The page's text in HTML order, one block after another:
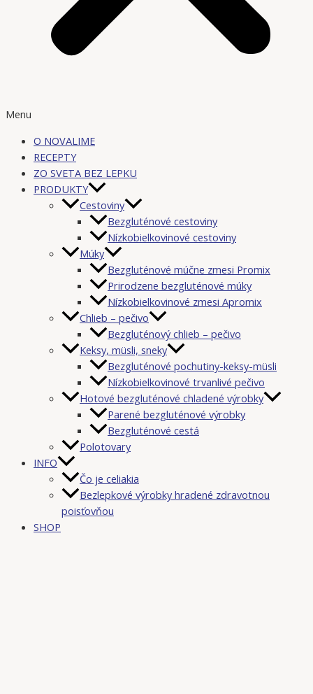
Menu
O NOVALIME
RECEPTY
ZO SVETA BEZ LEPKU
PRODUKTY
Cestoviny
Bezgluténové cestoviny
Nízkobielkovinové cestoviny
Múky
Bezgluténové múčne zmesi Promix
Prirodzene bezgluténové múky
Nízkobielkovinové zmesi Apromix
Chlieb – pečivo
Bezgluténový chlieb – pečivo
Keksy, müsli, sneky
Bezgluténové pochutiny-keksy-müsli
Nízkobielkovinové trvanlivé pečivo
Hotové bezgluténové chladené výrobky
Parené bezgluténové výrobky
Bezgluténové cestá
Polotovary
INFO
Čo je celiakia
Bezlepkové výrobky hradené zdravotnou
poisťovňou
SHOP